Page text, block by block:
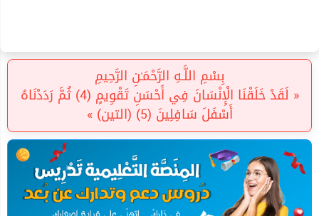
بِسْمِ اللَّـهِ الرَّحْمَـٰنِ الرَّحِيمِ
« لَقَدْ خَلَقْنَا الْإِنْسَانَ فِي أَحْسَنِ تَقْوِيمٍ (4) ثُمَّ رَدَدْنَاهُ
أَسْفَلَ سَافِلِينَ (5) (التين) »